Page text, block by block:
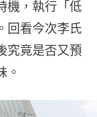
機，執行「低
回看今次李氏
究竟是否又預
。